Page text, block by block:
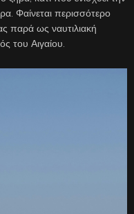
Φαίνεται περισσότερο
παρά ως ναυτιλιακή
του Αιγαίου.